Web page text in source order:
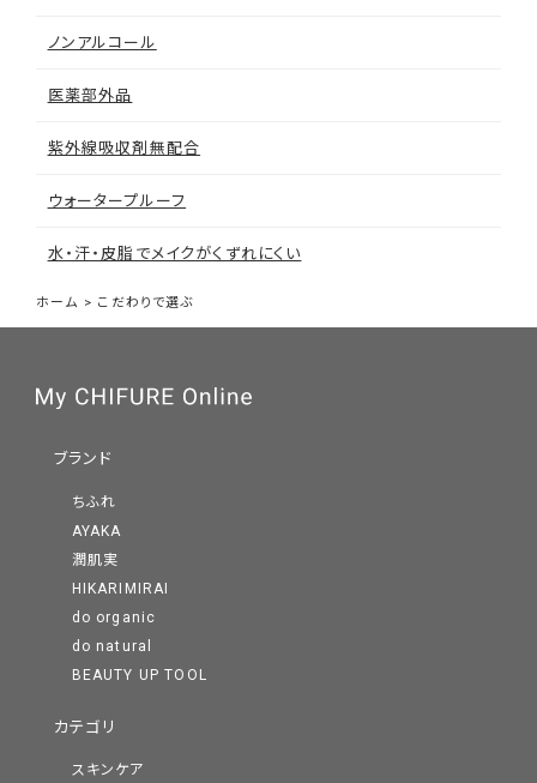
ノンアルコール
医薬部外品
紫外線吸収剤無配合
ウォータープルーフ
水・汗・皮脂でメイクがくずれにくい
ホーム > こだわりで選ぶ
ブランド
ちふれ
AYAKA
潤肌実
HIKARIMIRAI
do organic
do natural
BEAUTY UP TOOL
カテゴリ
スキンケア